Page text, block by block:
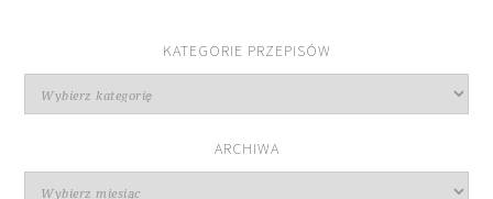
KATEGORIE PRZEPISÓW
przepisów
ARCHIWA